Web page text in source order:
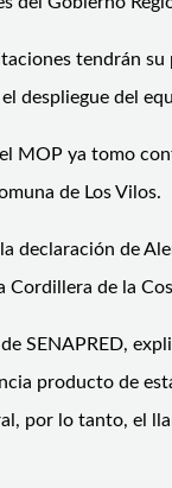
tendrán
despliegue del
MOP ya tomo
de Los Vilos.
declaración de
Cordillera de la
SENAPRED,
producto de
por lo tanto, el